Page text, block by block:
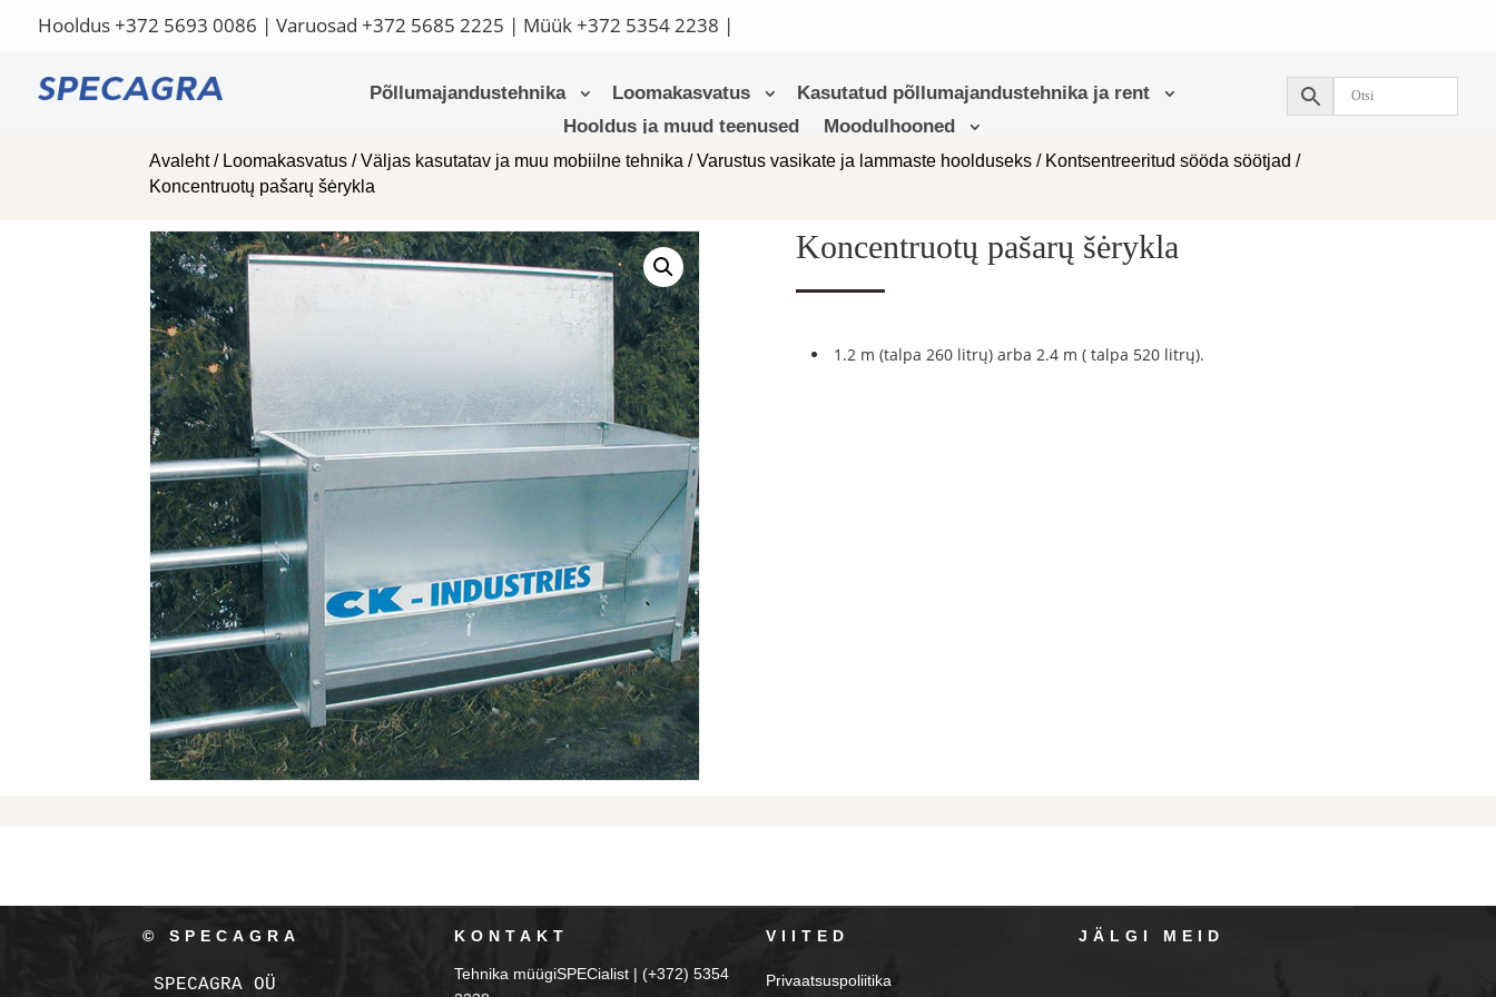
Hooldus+372 5693 0086 | Varuosad +372 5685 2225 | Müük+372 5354 2238 |
Põllumajandustehnika Loomakasvatus
Kasutatud põllumajandustehnika ja rent
Hooldus ja muud teenused
Moodulhooned
Avaleht/ Loomakasvatus /Väljas kasutatav ja muu mobiilne tehnika /Varustus vasikate ja lammaste hoolduseks / Kontsentreeritud sööda söötjad /
Koncentruotų pašarų šėrykla
Koncentruotų pašarų šėrykla
1.2 m (talpa 260 litrų) arba 2.4 m ( talpa 520 litrų).
© SPECAGRA
SPECAGRA OÜ
KONTAKT
Tehnika müügiSPECialist | (+372) 5354
VIITED
Privaatsuspoliitika
JÄLGI MEID